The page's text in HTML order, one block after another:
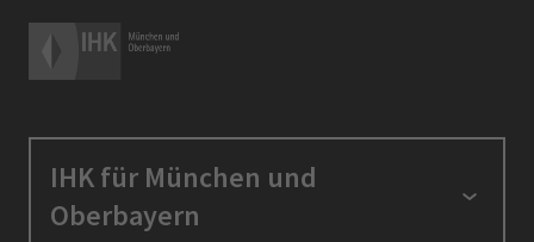
IHK für München und
Oberbayern